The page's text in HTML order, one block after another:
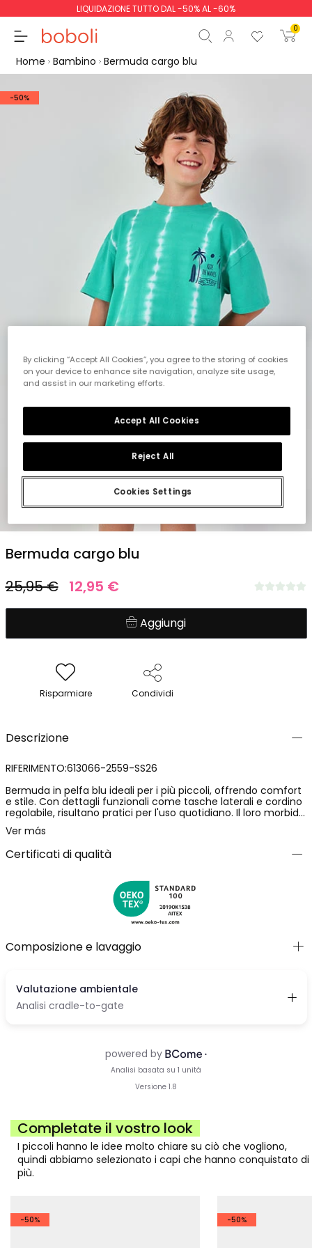
LIQUIDAZIONE TUTTO DAL -50% AL -60%
0
Inizio ordine
Home Bambino Bermuda cargo blu
-50%
Bermuda cargo blu
25,95 € 12,95 €
Aggiungi
Risparmiare Condividi
Descrizione
RIFERIMENTO:613066-2559-SS26
Bermuda in pelfa blu ideali per i più piccoli, offrendo comfort
e stile. Con dettagli funzionali come tasche laterali e cordino
regolabile, risultano pratici per l'uso quotidiano. Il loro morbido
tessuto di pelfa garantisce libertà di movimento e benessere.
Disponibili in taglie dai 2 ai 14 anni, si adattano a ogni fase
della crescita. Il design semplice e versatile permette di
abbinarle facilmente a magliette e felpe. Una scelta perfetta
Ver más
Certificati di qualità
Composizione e lavaggio
Completate il vostro look
I piccoli hanno le idee molto chiare su ciò che vogliono,
quindi abbiamo selezionato i capi che hanno conquistato di
più.
-50% -50%
By clicking “Accept All Cookies”, you agree to the storing of cookies
on your device to enhance site navigation, analyze site usage,
and assist in our marketing efforts.
Cookies Settings
Reject All
Accept All Cookies